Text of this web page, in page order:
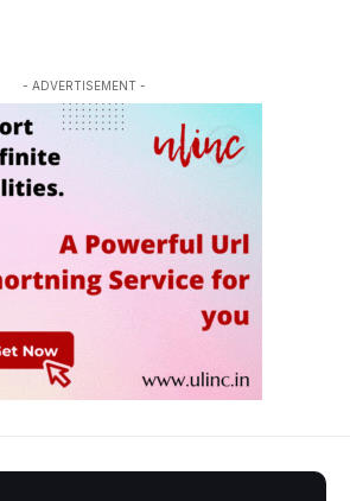
- ADVERTISEMENT -